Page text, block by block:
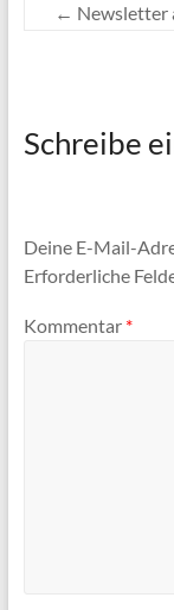
← Newsletter
Schreibe
Deine E-Mail-
Erforderliche
Kommentar *